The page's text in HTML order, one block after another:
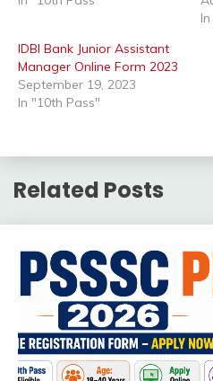
IDBI Bank Junior Assistant
Manager Online Form 2023
September 19, 2023
In "10th Pass"
Related Posts